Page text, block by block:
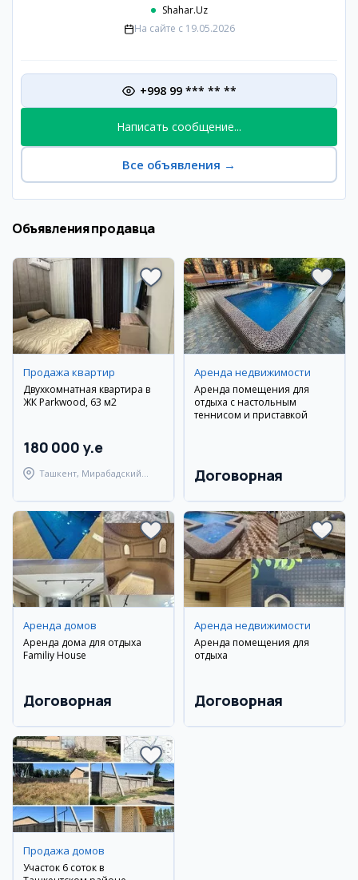
Shahar.Uz
На сайте с 19.05.2026
+998 99 *** ** **
Написать сообщение...
Все объявления →
Объявления продавца
Продажа квартир
Двухкомнатная квартира в
ЖК Parkwood, 63 м2
180 000 y.e
Ташкент, Мирабадский
Аренда недвижимости
Аренда помещения для
отдыха с настольным
теннисом и приставкой
Договорная
Аренда домов
Аренда дома для отдыха
Familiy House
Договорная
Аренда недвижимости
Аренда помещения для
отдыха
Договорная
Продажа домов
Участок 6 соток в